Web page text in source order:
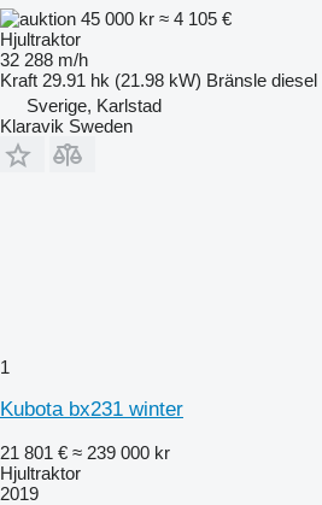
45 000 kr ≈ 4 105 €
Hjultraktor
32 288 m/h
Kraft 29.91 hk (21.98 kW) Bränsle diesel
Sverige, Karlstad
Klaravik Sweden
1
Kubota bx231 winter
21 801 € ≈ 239 000 kr
Hjultraktor
2019